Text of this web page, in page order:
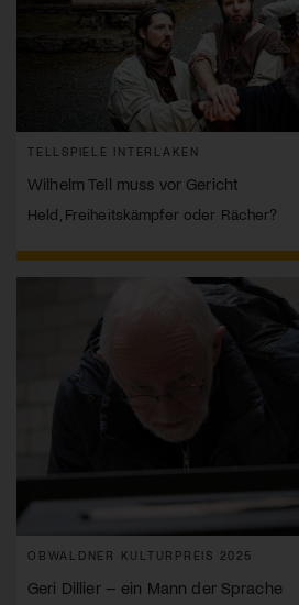
TELLSPIELE INTERLAKEN
Wilhelm Tell muss vor Gericht
Held, Freiheitskämpfer oder Rächer?
OBWALDNER KULTURPREIS 2025
Geri Dillier – ein Mann der Sprache